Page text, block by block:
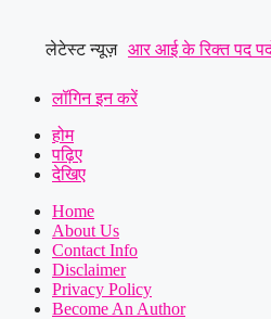
contentलेटेस्ट न्यूज़ आर आई के रिक्त पद
तक—संतोष साहू ने
लॉगिन इन करें
होम
पढ़िए
देखिए
Home
About Us
Contact Info
Disclaimer
Privacy Policy
Become An Author